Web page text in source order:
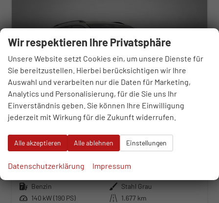
Skoda Karoq
Sportline 2.0 TSI 7-Gang-DSG 4x4
Kraftstoff Benzin Außenfarbe Stahl Grau
Leistung 140 kW (190 PS) Kilometerstand 1.677 km
Wir respektieren Ihre Privatsphäre
Unsere Website setzt Cookies ein, um unsere Dienste für
Sie bereitzustellen. Hierbei berücksichtigen wir Ihre
Auswahl und verarbeiten nur die Daten für Marketing,
Analytics und Personalisierung, für die Sie uns Ihr
Einverständnis geben. Sie können Ihre Einwilligung
jederzeit mit Wirkung für die Zukunft widerrufen.
Alle akzeptieren Alle ablehnen Einstellungen
Datenschutzerklärung Impressum